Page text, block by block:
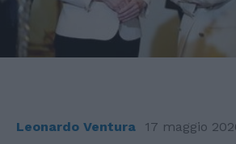
Leonardo Ventura 17 maggio